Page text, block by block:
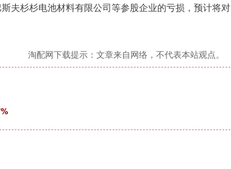
夫杉杉电池材料有限公司等参股企业的亏损，预计将对
淘配网下载提示：文章来自网络，不代表本站观点。